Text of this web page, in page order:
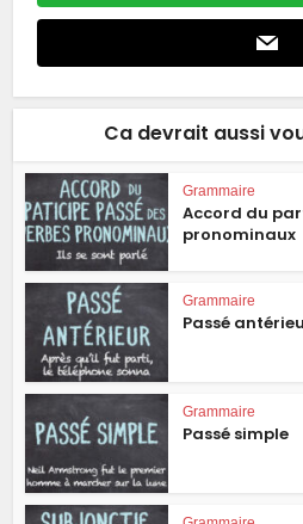
Ca devrait aussi
Grammaire
Accord du
pronominaux
Grammaire
Passé
Grammaire
Passé simple